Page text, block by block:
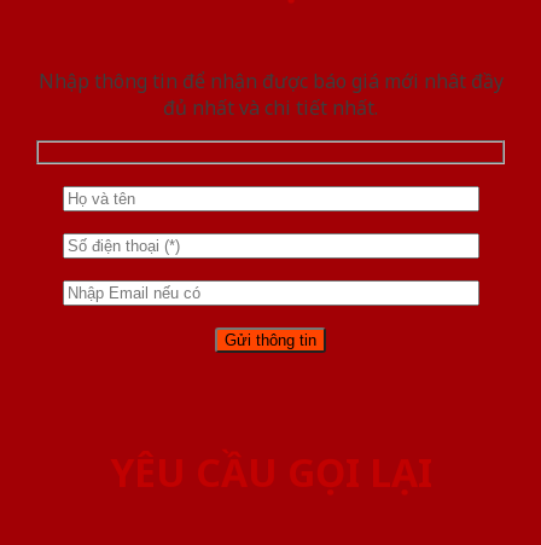
Nhập thông tin để nhận được báo giá mới nhât đầy
đủ nhất và chi tiết nhất.
YÊU CẦU GỌI LẠI